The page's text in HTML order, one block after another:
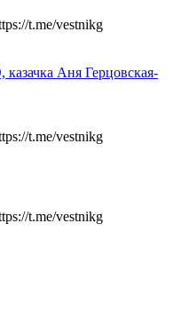
t.me/vestnikg
Аня Герцовская-
t.me/vestnikg
t.me/vestnikg